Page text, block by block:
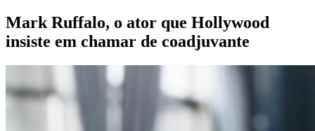
Mark Ruffalo, o ator que Hollywood
insiste em chamar de coadjuvante